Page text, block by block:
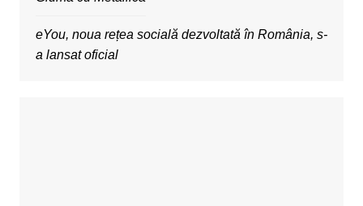
eYou, noua rețea socială dezvoltată în România, s-
a lansat oficial